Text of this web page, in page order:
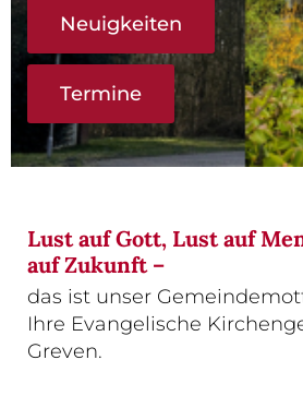
Neuigkeiten
Termine
Lust auf Gott, Lust auf
auf Zukunft –
das ist unser
Ihre Evangelische
Greven.